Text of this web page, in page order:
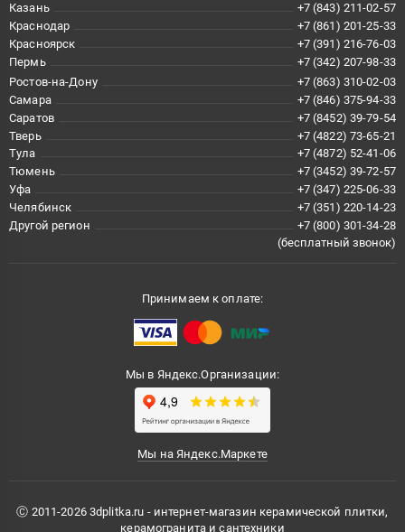
Казань
+7 (843) 211-02-57
Краснодар
+7 (861) 201-25-33
Красноярск
+7 (391) 216-76-03
Пермь
+7 (342) 207-98-33
Ростов-на-Дону
+7 (863) 310-02-03
Самара
+7 (846) 375-94-33
Саратов
+7 (8452) 39-79-54
Тверь
+7 (4822) 73-65-21
Тула
+7 (4872) 52-41-06
Тюмень
+7 (3452) 39-72-57
Уфа
+7 (347) 225-06-33
Челябинск
+7 (351) 220-14-23
Другой регион
+7 (800) 301-34-28
(бесплатный звонок)
Принимаем к оплате:
Мы в Яндекс.Организации:
Мы на Яндекс.Маркете
Ⓒ 2011-2026 3dplitka.ru - интернет-магазин керамической плитки,
керамогранита и сантехники